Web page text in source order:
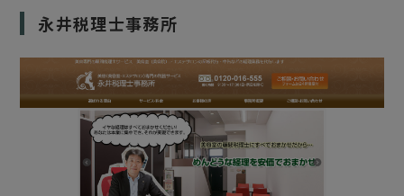
永井税理士事務所